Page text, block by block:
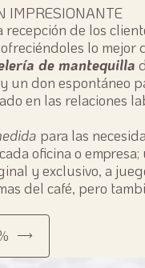
IMPRESIONANTE
recepción de los
lo mejor
de mantequilla
un don espontáneo
en las relaciones
para las
oficina o
y exclusivo, a
del café, pero